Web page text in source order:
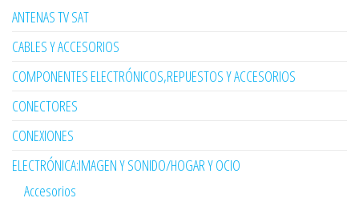
ANTENAS TV SAT
CABLES Y ACCESORIOS
COMPONENTES ELECTRÓNICOS,REPUESTOS Y ACCESORIOS
CONECTORES
CONEXIONES
ELECTRÓNICA:IMAGEN Y SONIDO/HOGAR Y OCIO
Accesorios